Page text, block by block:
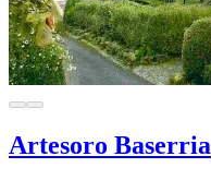
Artesoro Baserria